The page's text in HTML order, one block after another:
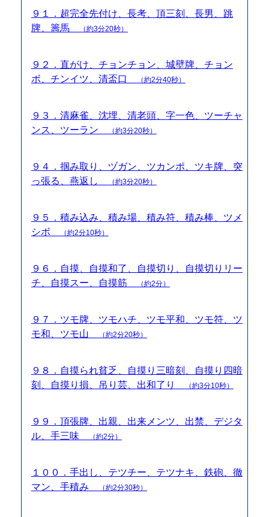
９１．超完全先付け、長考、頂三刻、長男、跳
牌、籌馬
（約3分20秒）
９２．直がけ、チョンチョン、城壁牌、チョン
ボ、チンイツ、清盃口
（約2分40秒）
９３．清麻雀、沈埋、清老頭、字一色、ツーチャ
ンス、ツーラン
（約3分20秒）
９４．掴み取り、ヅガン、ツカンポ、ツキ牌、突
っ張る、燕返し
（約3分20秒）
９５．積み込み、積み場、積み符、積み棒、ツメ
シボ
（約2分10秒）
９６．自摸、自摸和了、自摸切り、自摸切りリー
チ、自摸スー、自摸筋
（約2分）
９７．ツモ牌、ツモハチ、ツモ平和、ツモ符、ツ
モ和、ツモ山
（約2分20秒）
９８．自摸られ貧乏、自摸り三暗刻、自摸り四暗
刻、自摸り損、吊り芸、出和了り
（約3分10秒）
９９．頂張牌、出親、出来メンツ、出禁、デジタ
ル、手三味
（約2分）
１００．手出し、テツチー、テツナキ、鉄砲、徹
マン、手積み
（約2分30秒）